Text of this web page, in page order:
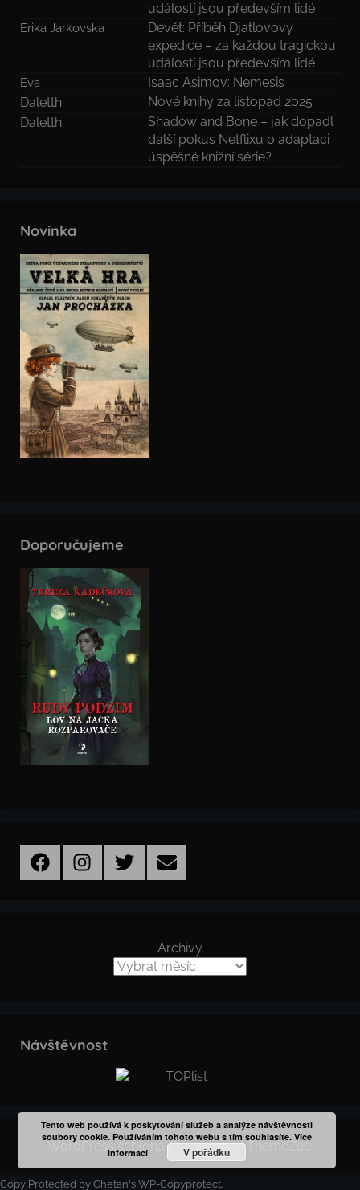
událostí jsou především lidé
Erika Jarkovska
Devět: Příběh Djatlovovy
expedice – za každou tragickou
událostí jsou především lidé
Eva
Isaac Asimov: Nemesis
Daletth
Nové knihy za listopad 2025
Daletth
Shadow and Bone – jak dopadl
další pokus Netflixu o adaptaci
úspěšné knižní série?
Novinka
Doporučujeme
FacebookInstagramTwitter Email
Archivy
Návštěvnost
WordPress šablona: Donovan od ThemeZee.
Copy Protected by Chetan's WP-Copyprotect.
Tento web používá k poskytování služeb a analýze návštěvnosti
soubory cookie. Používáním tohoto webu s tím souhlasíte.Více
informací
V pořádku